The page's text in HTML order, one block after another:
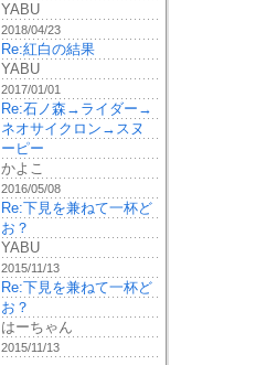
YABU
2018/04/23
Re:紅白の結果
YABU
2017/01/01
Re:石ノ森→ライダー→
ネオサイクロン→スヌ
ーピー
かよこ
2016/05/08
Re:下見を兼ねて一杯ど
お？
YABU
2015/11/13
Re:下見を兼ねて一杯ど
お？
はーちゃん
2015/11/13